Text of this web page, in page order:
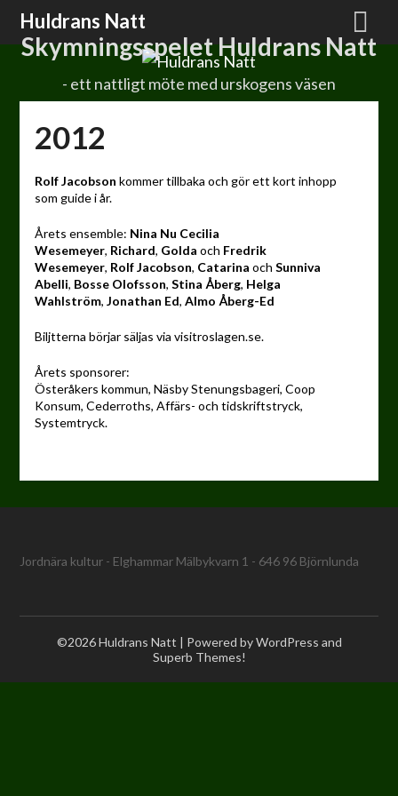
Hoppa
innehåll
Huldrans Natt
Skymningsspelet Huldrans Natt
- ett nattligt möte med urskogens väsen
2012
Rolf Jacobson kommer tillbaka och gör ett kort inhopp
som guide i år.
Årets ensemble: Nina Nu Cecilia
Wesemeyer, Richard, Golda och Fredrik
Wesemeyer, Rolf Jacobson, Catarina och Sunniva
Abelli, Bosse Olofsson, Stina Åberg, Helga
Wahlström, Jonathan Ed, Almo Åberg-Ed
Biljtterna börjar säljas via visitroslagen.se.
Årets sponsorer:
Österåkers kommun, Näsby Stenungsbageri, Coop
Konsum, Cederroths, Affärs- och tidskriftstryck,
Systemtryck.
Jordnära kultur - Elghammar Mälbykvarn 1 - 646 96 Björnlunda
©2026 Huldrans Natt | Powered by WordPress and
Superb Themes!